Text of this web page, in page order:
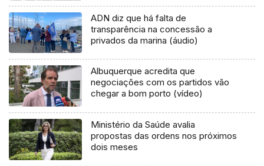
ADN diz que há falta de
transparência na concessão a
privados da marina (áudio)
Albuquerque acredita que
negociações com os partidos vão
chegar a bom porto (vídeo)
Ministério da Saúde avalia
propostas das ordens nos próximos
dois meses